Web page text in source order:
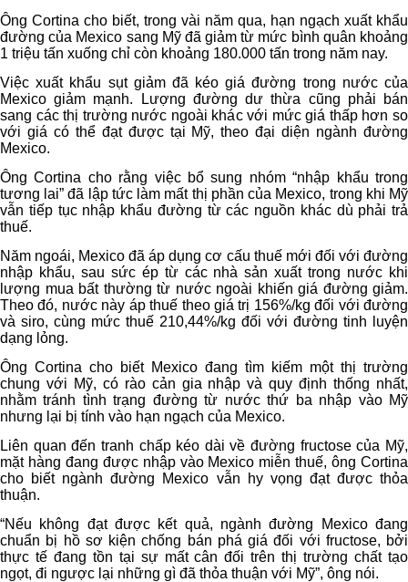
Ông Cortina cho biết, trong vài năm qua, hạn ngạch xuất khẩu
đường của Mexico sang Mỹ đã giảm từ mức bình quân khoảng
1 triệu tấn xuống chỉ còn khoảng 180.000 tấn trong năm nay.
Việc xuất khẩu sụt giảm đã kéo giá đường trong nước của
Mexico giảm mạnh. Lượng đường dư thừa cũng phải bán
sang các thị trường nước ngoài khác với mức giá thấp hơn so
với giá có thể đạt được tại Mỹ, theo đại diện ngành đường
Mexico.
Ông Cortina cho rằng việc bổ sung nhóm “nhập khẩu trong
tương lai” đã lập tức làm mất thị phần của Mexico, trong khi Mỹ
vẫn tiếp tục nhập khẩu đường từ các nguồn khác dù phải trả
thuế.
Năm ngoái, Mexico đã áp dụng cơ cấu thuế mới đối với đường
nhập khẩu, sau sức ép từ các nhà sản xuất trong nước khi
lượng mua bất thường từ nước ngoài khiến giá đường giảm.
Theo đó, nước này áp thuế theo giá trị 156%/kg đối với đường
và siro, cùng mức thuế 210,44%/kg đối với đường tinh luyện
dạng lỏng.
Ông Cortina cho biết Mexico đang tìm kiếm một thị trường
chung với Mỹ, có rào cản gia nhập và quy định thống nhất,
nhằm tránh tình trạng đường từ nước thứ ba nhập vào Mỹ
nhưng lại bị tính vào hạn ngạch của Mexico.
Liên quan đến tranh chấp kéo dài về đường fructose của Mỹ,
mặt hàng đang được nhập vào Mexico miễn thuế, ông Cortina
cho biết ngành đường Mexico vẫn hy vọng đạt được thỏa
thuận.
“Nếu không đạt được kết quả, ngành đường Mexico đang
chuẩn bị hồ sơ kiện chống bán phá giá đối với fructose, bởi
thực tế đang tồn tại sự mất cân đối trên thị trường chất tạo
ngọt, đi ngược lại những gì đã thỏa thuận với Mỹ”, ông nói.